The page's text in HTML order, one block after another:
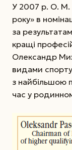
У 2007 р. О.
року» в
за
кращі
Олександр
видами
з найбільшою
час у